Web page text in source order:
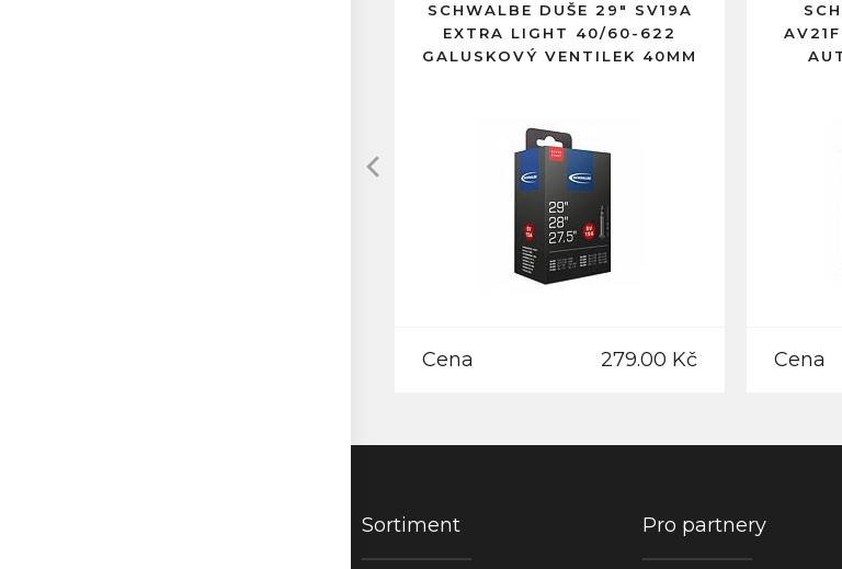
SCHWALBE DUŠE 29" SV19A
EXTRA LIGHT 40/60-622
GALUSKOVÝ VENTILEK 40MM
Cena 279.00 Kč Cena
Sortiment Pro partnery